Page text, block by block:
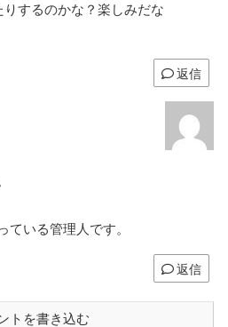
するのかな？楽しみだな
返信
いる管理人です。
返信
トを書き込む